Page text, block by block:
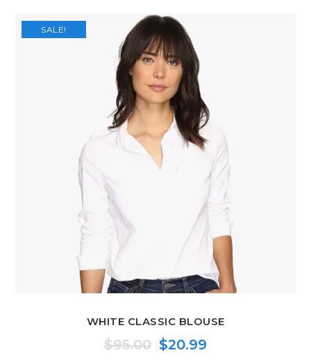
SALE!
WHITE CLASSIC BLOUSE
$95.00 $20.99